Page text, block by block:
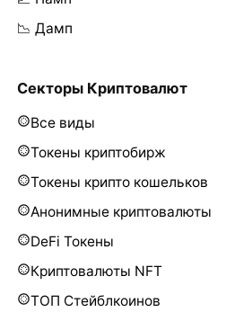
📉 Дамп
Секторы Криптовалют
Все виды
Токены криптобирж
Токены крипто кошельков
Анонимные криптовалюты
DeFi Токены
Криптовалюты NFT
ТОП Стейблкоинов